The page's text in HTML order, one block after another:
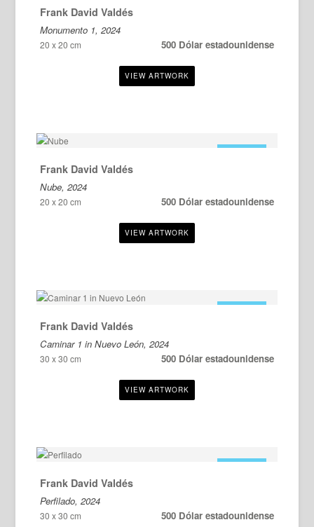
Frank David Valdés
Monumento 1, 2024
20 x 20 cm 500 Dólar estadounidense
Frank David Valdés
Nube, 2024
20 x 20 cm 500 Dólar estadounidense
Frank David Valdés
Caminar 1 in Nuevo León, 2024
30 x 30 cm 500 Dólar estadounidense
Frank David Valdés
Perfilado, 2024
30 x 30 cm 500 Dólar estadounidense